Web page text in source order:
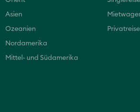
Asien
Ozeanien
Nordamerika
Mittel- und Südamerika